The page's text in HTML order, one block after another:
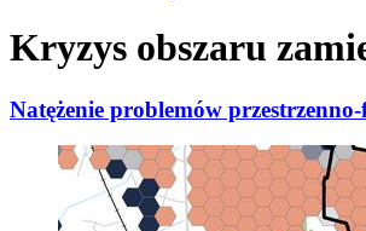
Kryzys obszaru
Natężenie problemów